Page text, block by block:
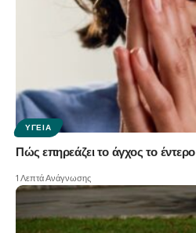
ΥΓΕΊΑ
Πώς επηρεάζει το άγχος το έντερο
1 Λεπτά Ανάγνωσης